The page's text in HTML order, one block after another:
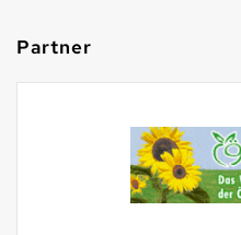
Partner